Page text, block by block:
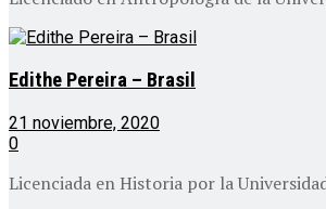
Edithe Pereira – Brasil
21 noviembre, 2020
0
Licenciada en Historia por la